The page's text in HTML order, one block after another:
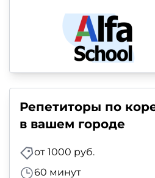
Репетиторы по
в вашем городе
от 1000 руб.
60 минут